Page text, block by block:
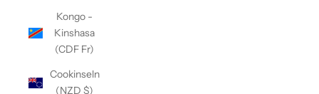
Kongo -
Kinshasa
(CDF Fr)
Cookinseln
(NZD $)